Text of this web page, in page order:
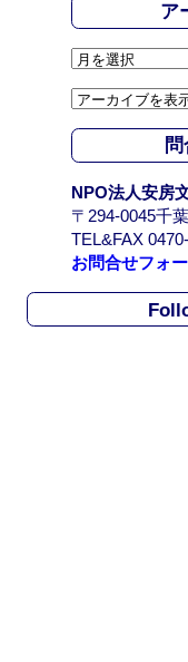
ア
ア
カ
イ
ブ
A
r
c
h
i
NPO法人安房
〒294-0045千
TEL&FAX
お問合せフォ